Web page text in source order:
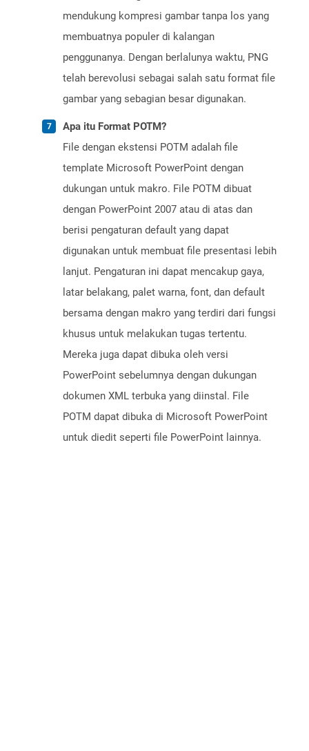
mendukung kompresi gambar tanpa los yang
membuatnya populer di kalangan
penggunanya. Dengan berlalunya waktu, PNG
telah berevolusi sebagai salah satu format file
gambar yang sebagian besar digunakan.
Apa itu Format POTM?
File dengan ekstensi POTM adalah file
template Microsoft PowerPoint dengan
dukungan untuk makro. File POTM dibuat
dengan PowerPoint 2007 atau di atas dan
berisi pengaturan default yang dapat
digunakan untuk membuat file presentasi lebih
lanjut. Pengaturan ini dapat mencakup gaya,
latar belakang, palet warna, font, dan default
bersama dengan makro yang terdiri dari fungsi
khusus untuk melakukan tugas tertentu.
Mereka juga dapat dibuka oleh versi
PowerPoint sebelumnya dengan dukungan
dokumen XML terbuka yang diinstal. File
POTM dapat dibuka di Microsoft PowerPoint
untuk diedit seperti file PowerPoint lainnya.